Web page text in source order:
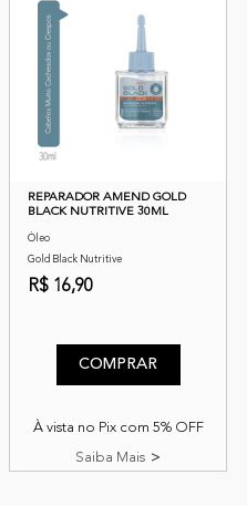
REPARADOR AMEND GOLD
BLACK NUTRITIVE 30ML
Óleo
Gold Black Nutritive
R$ 16,90
COMPRAR
À vista no Pix com 5% OFF
Saiba Mais